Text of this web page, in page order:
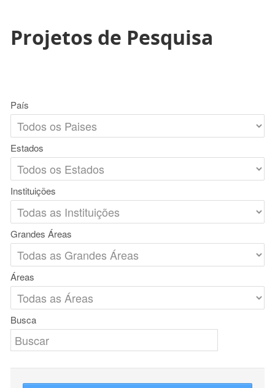
Projetos de Pesquisa
País
Estados
Instituições
Grandes Áreas
Áreas
Busca